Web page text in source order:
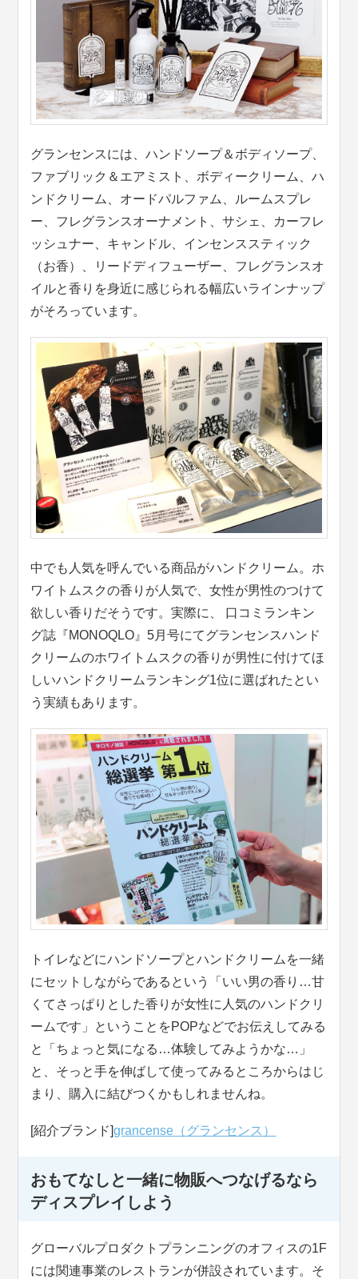
グランセンスには、ハンドソープ＆ボディソープ、
ファブリック＆エアミスト、ボディークリーム、ハ
ンドクリーム、オードパルファム、ルームスプレ
ー、フレグランスオーナメント、サシェ、カーフレ
ッシュナー、キャンドル、インセンススティック
（お香）、リードディフューザー、フレグランスオ
イルと香りを身近に感じられる幅広いラインナップ
がそろっています。
中でも人気を呼んでいる商品がハンドクリーム。ホ
ワイトムスクの香りが人気で、女性が男性のつけて
欲しい香りだそうです。実際に、 口コミランキン
グ誌『MONOQLO』5月号にてグランセンスハンド
クリームのホワイトムスクの香りが男性に付けてほ
しいハンドクリームランキング1位に選ばれたとい
う実績もあります。
トイレなどにハンドソープとハンドクリームを一緒
にセットしながらであるという「いい男の香り…甘
くてさっぱりとした香りが女性に人気のハンドクリ
ームです」ということをPOPなどでお伝えしてみる
と「ちょっと気になる…体験してみようかな…」
と、そっと手を伸ばして使ってみるところからはじ
まり、購入に結びつくかもしれませんね。
[紹介ブランド]grancense（グランセンス）
おもてなしと一緒に物販へつなげるなら
ディスプレイしよう
グローバルプロダクトプランニングのオフィスの1F
には関連事業のレストランが併設されています。そ